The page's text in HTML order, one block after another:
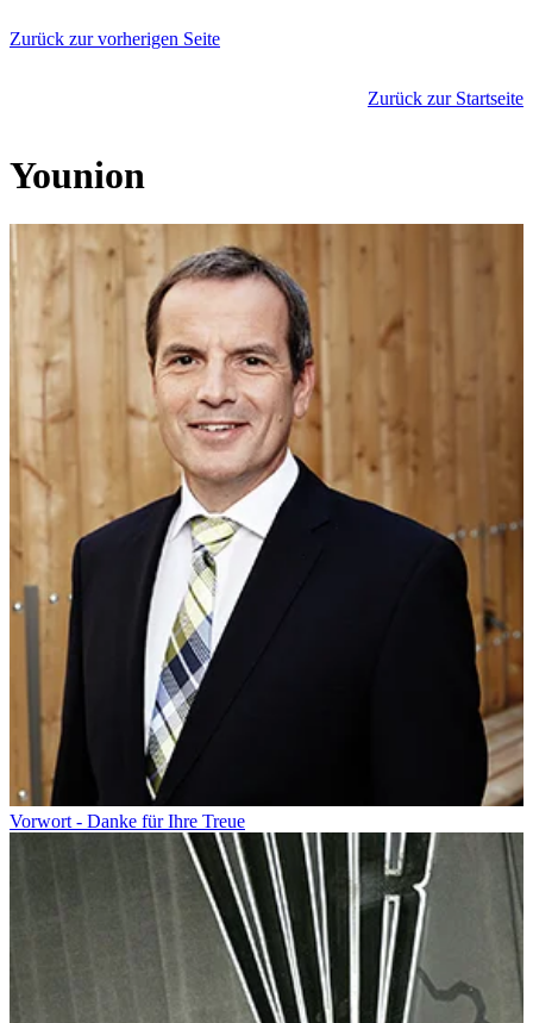
Zurück zur vorherigen Seite
Zurück zur Startseite
Younion
Vorwort - Danke für Ihre Treue